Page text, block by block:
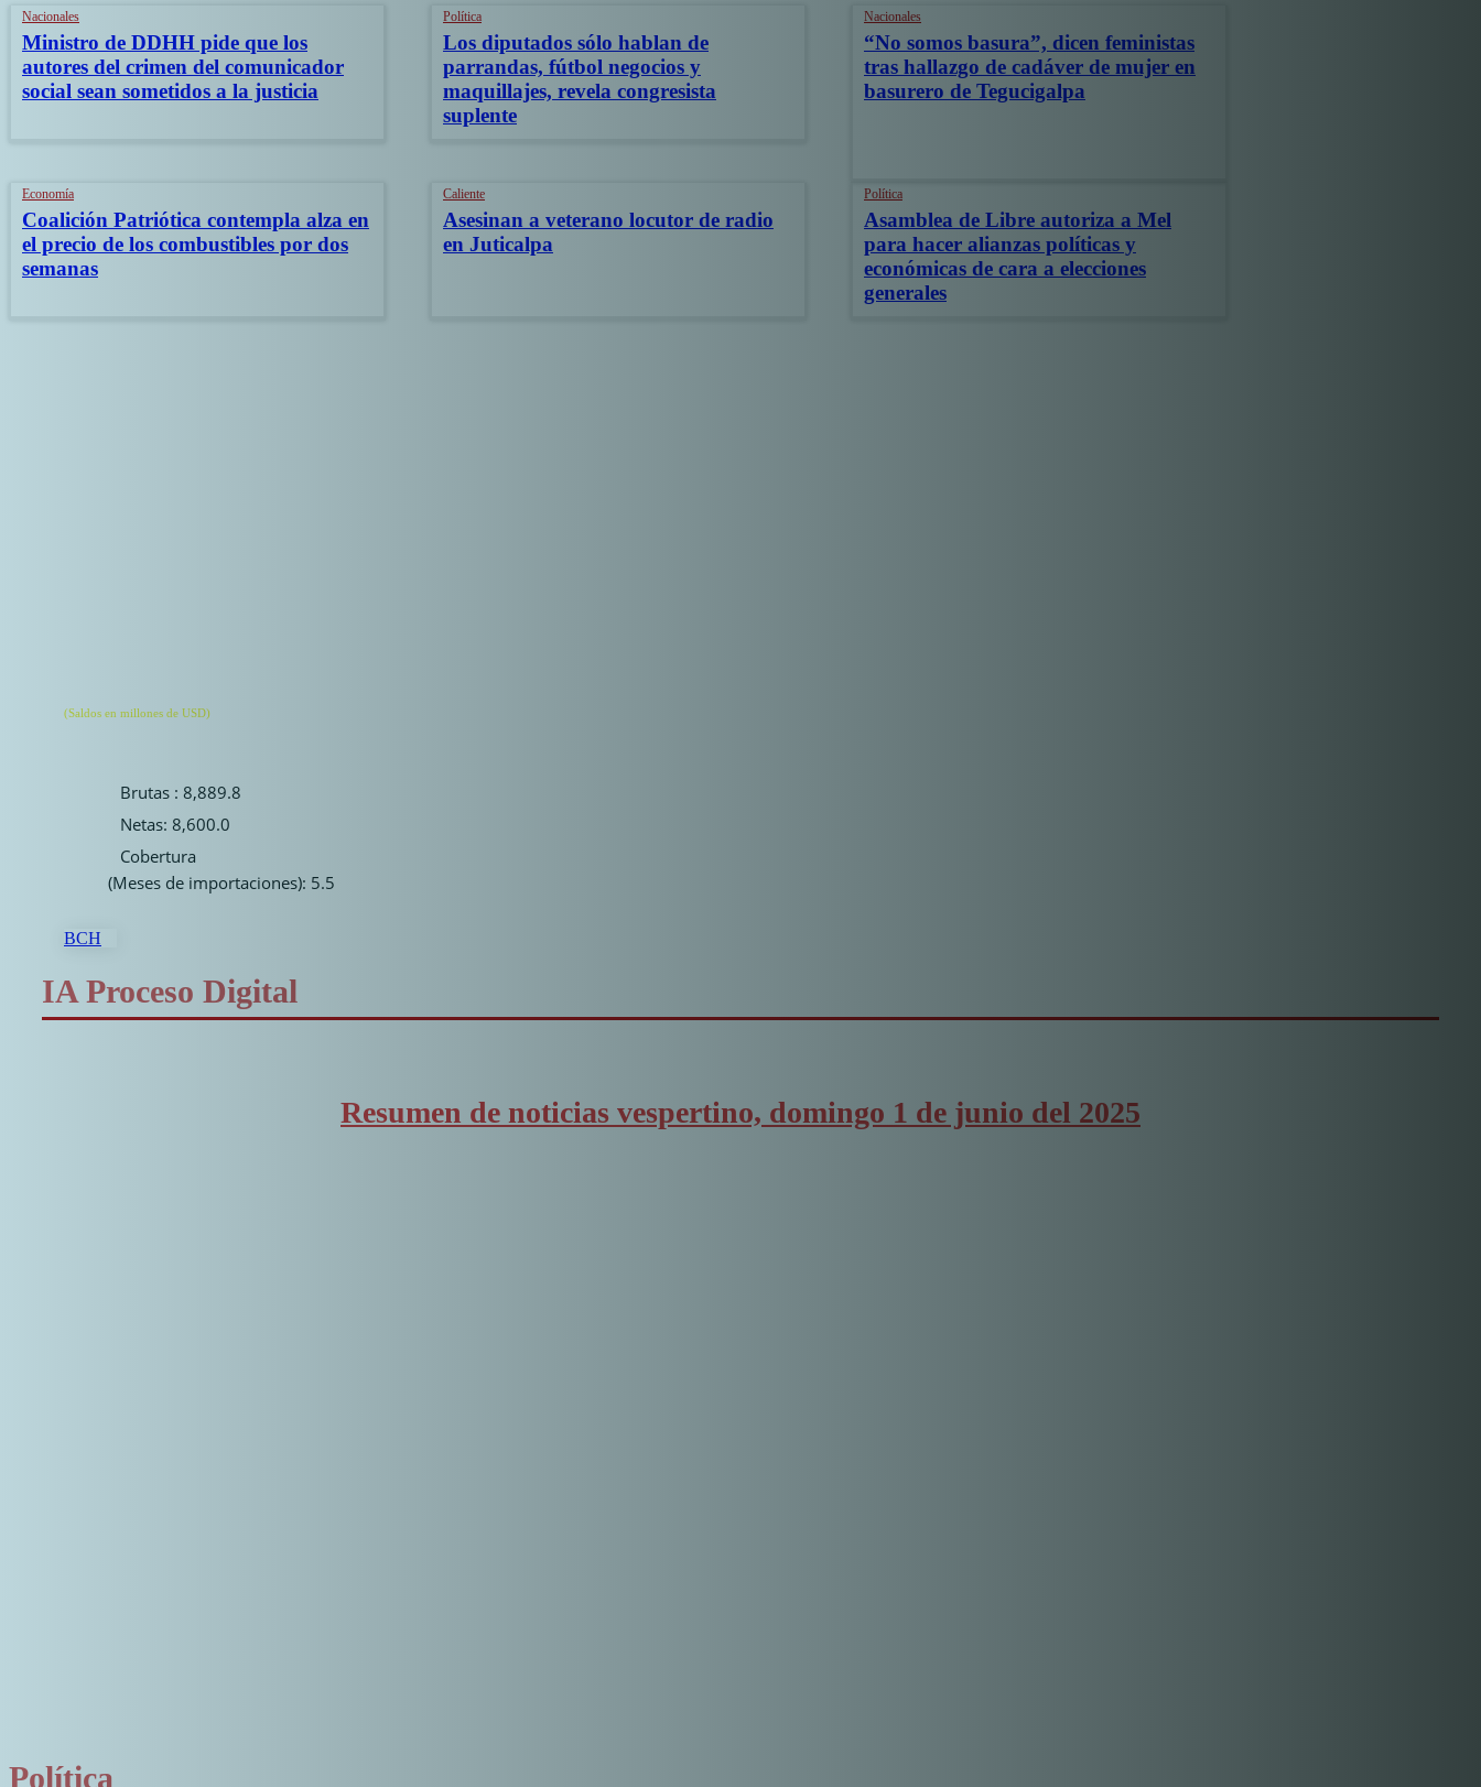
Nacionales
Ministro de DDHH pide que los
autores del crimen del comunicador
social sean sometidos a la justicia
Política
Los diputados sólo hablan de
parrandas, fútbol negocios y
maquillajes, revela congresista
suplente
Nacionales
“No somos basura”, dicen feministas
tras hallazgo de cadáver de mujer en
basurero de Tegucigalpa
Economía
Coalición Patriótica contempla alza en
el precio de los combustibles por dos
semanas
Caliente
Asesinan a veterano locutor de radio
en Juticalpa
Política
Asamblea de Libre autoriza a Mel
para hacer alianzas políticas y
económicas de cara a elecciones
generales
(Saldos en millones de USD)
Brutas : 8,889.8
Netas: 8,600.0
Cobertura
(Meses de importaciones): 5.5
BCH
IA Proceso Digital
Resumen de noticias vespertino, domingo 1 de junio del 2025
Política